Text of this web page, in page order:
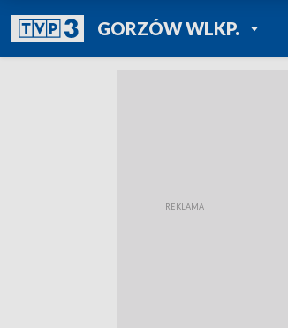
GORZÓW WLKP.POWRÓT DO
TVP REGIONY